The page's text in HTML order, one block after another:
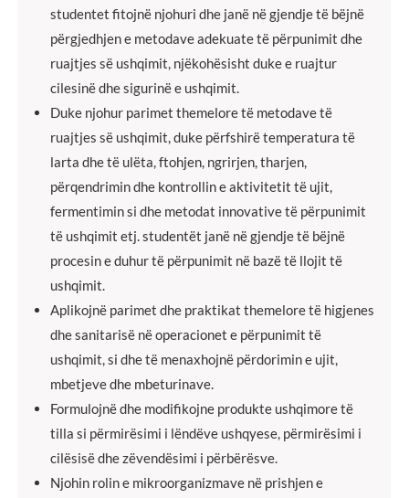
studentet fitojnë njohuri dhe janë në gjendje të bëjnë
përgjedhjen e metodave adekuate të përpunimit dhe
ruajtjes së ushqimit, njëkohësisht duke e ruajtur
cilesinë dhe sigurinë e ushqimit.
Duke njohur parimet themelore të metodave të
ruajtjes së ushqimit, duke përfshirë temperatura të
larta dhe të ulëta, ftohjen, ngrirjen, tharjen,
përqendrimin dhe kontrollin e aktivitetit të ujit,
fermentimin si dhe metodat innovative të përpunimit
të ushqimit etj. studentët janë në gjendje të bëjnë
procesin e duhur të përpunimit në bazë të llojit të
ushqimit.
Aplikojnë parimet dhe praktikat themelore të higjenes
dhe sanitarisë në operacionet e përpunimit të
ushqimit, si dhe të menaxhojnë përdorimin e ujit,
mbetjeve dhe mbeturinave.
Formulojnë dhe modifikojne produkte ushqimore të
tilla si përmirësimi i lëndëve ushqyese, përmirësimi i
cilësisë dhe zëvendësimi i përbërësve.
Njohin rolin e mikroorganizmave në prishjen e